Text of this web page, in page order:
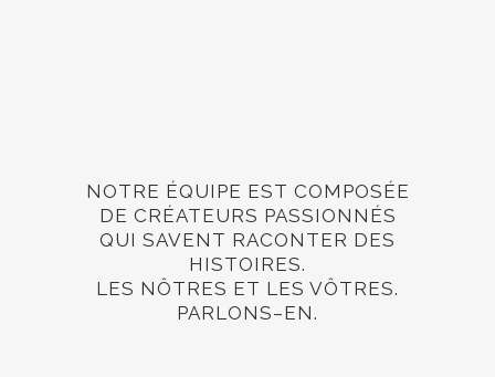
NOTRE ÉQUIPE EST COMPOSÉE
DE CRÉATEURS PASSIONNÉS
QUI SAVENT RACONTER DES
HISTOIRES.
LES NÔTRES ET LES VÔTRES.
PARLONS–EN.